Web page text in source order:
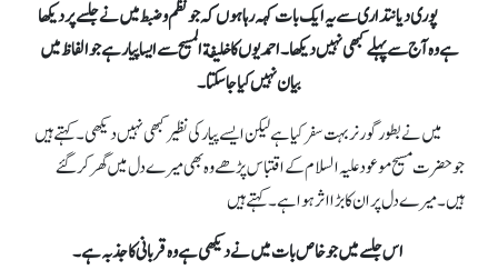
پوری دیانتداری سے یہ ایک بات کہہ رہا ہوں کہ جو نظم و ضبط میں نے جلسے پردیکھا
ہے وہ آج سے پہلے کبھی نہیں دیکھا۔ احمدیوں کا خلیفة المسیح سے ایسا پیار ہے جو الفاظ میں
بیان نہیں کیا جا سکتا۔
میں نے بطور گورنر بہت سفر کیا ہے لیکن ایسے پیار کی نظیر کبھی نہیں دیکھی۔ کہتے ہیں
جو حضرت مسیح موعود علیہ السلام کے اقتباس پڑھے وہ بھی میرے دل میں گھر کر گئے
ہیں۔ میرے دل پر ان کا بڑا اثر ہوا ہے۔ کہتے ہیں
اس جلسے میں جو خاص بات میں نے دیکھی ہے وہ قربانی کا جذبہ ہے۔